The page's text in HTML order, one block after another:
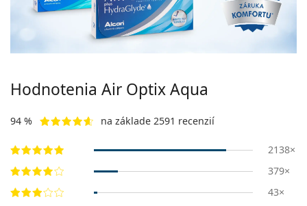
Persol
Hodnotenia Air Optix Aqua
94 % na základe 2591 recenzií
2138×
379×
43×